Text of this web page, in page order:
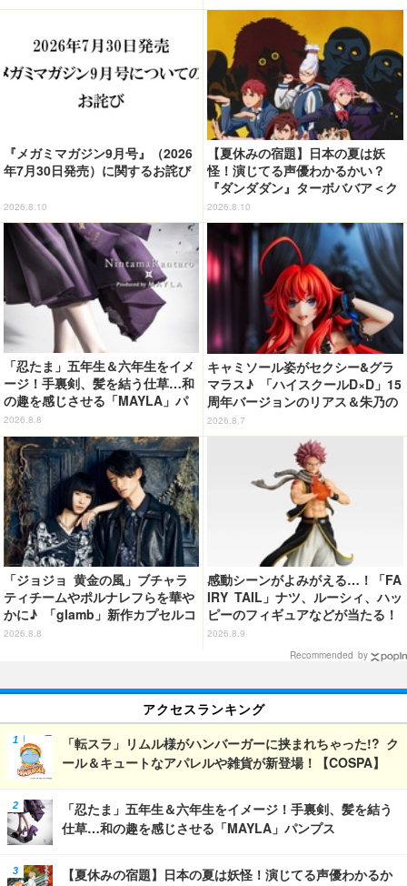
並んだ姿にキュン☆
『メガミマガジン9月号』（2026
年7月30日発売）に関するお詫び
2026.8.10
【夏休みの宿題】日本の夏は妖
怪！演じてる声優わかるかい？
『ダンダダン』ターボババア＜ク
イズ 第3回＞
2026.8.10
「忍たま」五年生＆六年生をイメ
ージ！手裏剣、髪を結う仕草…和
の趣を感じさせる「MAYLA」パ
ンプス
2026.8.8
キャミソール姿がセクシー&グラ
マラス♪ 「ハイスクールD×D」15
周年バージョンのリアス＆朱乃の
フィギュアがリニューアルパッケ
ージで登場！
2026.8.7
「ジョジョ 黄金の風」ブチャラ
ティチームやポルナレフらを華や
かに♪ 「glamb」新作カプセルコ
レクション登場
2026.8.8
感動シーンがよみがえる…！「FA
IRY TAIL」ナツ、ルーシィ、ハッ
ピーのフィギュアなどが当たる！
20周年記念の一番くじ登場
2026.8.9
Recommended by
アクセスランキング
「転スラ」リムル様がハンバーガーに挟まれちゃった!? ク
ール＆キュートなアパレルや雑貨が新登場！【COSPA】
「忍たま」五年生＆六年生をイメージ！手裏剣、髪を結う
仕草…和の趣を感じさせる「MAYLA」パンプス
【夏休みの宿題】日本の夏は妖怪！演じてる声優わかるか